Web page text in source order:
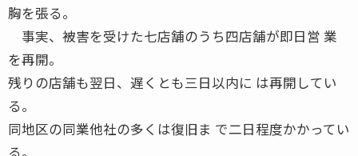
胸を張る。
事実、被害を受けた七店舗のうち四店舗が即日営 業
を再開。
残りの店舗も翌日、遅くとも三日以内に は再開してい
る。
同地区の同業他社の多くは復旧ま で二日程度かかってい
る。